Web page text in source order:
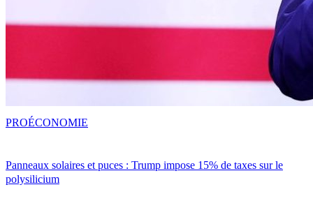
Panneaux solaires et puces : Trump impose 15% de taxes sur le
polysilicium
PROÉCONOMIE